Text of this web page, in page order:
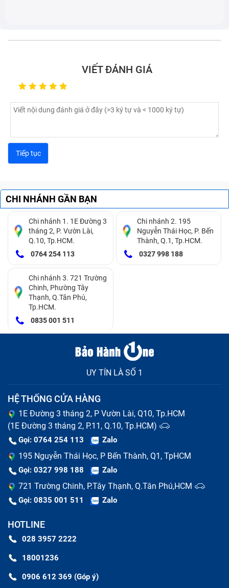
bàn phím thế nhưng trên màn hình các ký tự xuất
hiện không ngừng, khiến bạn không thể điều khiển
được.
lúc gõ được có lúc không, đôi khi bắt buộc bạn phải
dùng lực mạnh ở đầu ngón tay thì phím đó mới hiển
thị chữ được.
Laptop bị liệt bàn phím:
Khi bạn soạn thảo văn bản
nhưng có phím thì đánh chữ được và có phím lại
không.
Nhảy ký tự hoặc gõ sai phím
mà hiển thị nhiều ký tự hoặc nhảy sang ký tự khác,
có thể do phần mềm hoặc do kết nối mạch phím bị
: Khi bấm phím không trở lại vị trí ban đầu,
thường do bụi bẩn, thức ăn rơi vào khe phím, hoặc
các lò xo bên dưới phím bị hỏng.
Phím bị mòn hoặc mất
các ký tự có thể bị mờ, hoặc phím bị lung lay, mất
VIẾT ĐÁNH GIÁ
CHI NHÁNH GẦN BẠN
Chi nhánh 1. 1E Đường 3
tháng 2, P. Vườn Lài,
Q.10, Tp.HCM.
0764 254 113
Chi nhánh 2. 195
Nguyễn Thái Học, P. Bến
Thành, Q.1, Tp.HCM.
0327 998 188
Chi nhánh 3. 721 Trường
Chinh, Phường Tây
Thạnh, Q.Tân Phú,
Tp.HCM.
0835 001 511
UY TÍN LÀ SỐ 1
HỆ THỐNG CỬA HÀNG
1E Đường 3 tháng 2, P Vườn Lài, Q10, Tp.HCM
(1E Đường 3 tháng 2, P.11, Q.10, Tp.HCM)
Gọi: 0764 254 113 Zalo
195 Nguyễn Thái Học, P Bến Thành, Q1, TpHCM
Gọi: 0327 998 188 Zalo
721 Trường Chinh, P.Tây Thạnh, Q.Tân Phú,HCM
Gọi: 0835 001 511 Zalo
HOTLINE
028 3957 2222
18001236
0906 612 369 (Góp ý)